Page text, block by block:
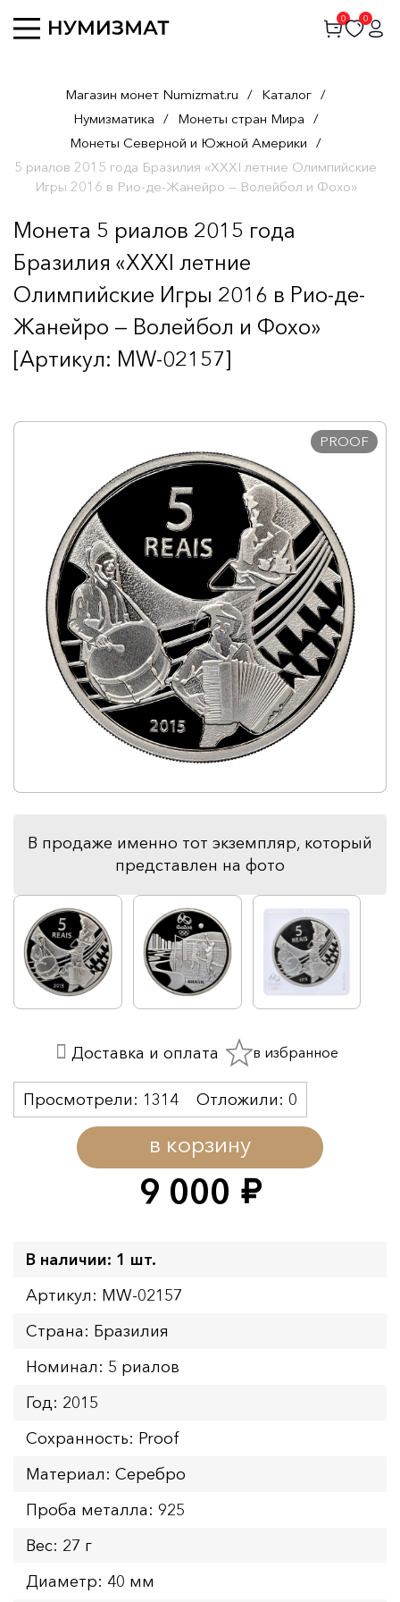
0 0
Магазин монет Numizmat.ru / Каталог /
Нумизматика / Монеты стран Мира /
Монеты Северной и Южной Америки /
5 риалов 2015 года Бразилия «XXXI летние Олимпийские
Игры 2016 в Рио-де-Жанейро — Волейбол и Фохо»
Монета 5 риалов 2015 года
Бразилия «XXXI летние
Олимпийские Игры 2016 в Рио-де-
Жанейро — Волейбол и Фохо»
[Артикул: MW-02157]
PROOF
В продаже именно тот экземпляр, который
представлен на фото
9 000 руб.
в корзину
Просмотрели: 1314 Отложили: 0
Доставка и оплата в избранное
В наличии: 1 шт.
Артикул: MW-02157
Страна: Бразилия
Номинал: 5 риалов
Год: 2015
Сохранность: Proof
Материал: Серебро
Проба металла: 925
Вес: 27 г
Диаметр: 40 мм